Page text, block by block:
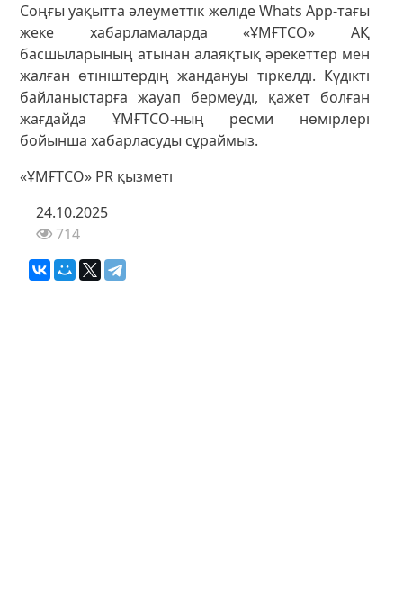
Соңғы уақытта әлеуметтік желіде Whats App-тағы
жеке хабарламаларда «ҰМҒТСО» АҚ
басшыларының атынан алаяқтық әрекеттер мен
жалған өтініштердің жандануы тіркелді. Күдікті
байланыстарға жауап бермеуді, қажет болған
жағдайда ҰМҒТСО-ның ресми нөмірлері
бойынша хабарласуды сұраймыз.
«ҰМҒТСО» PR қызметі
24.10.2025
714